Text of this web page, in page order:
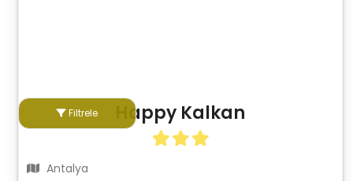
Filtrele Happy Kalkan
Antalya